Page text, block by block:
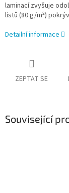
laminací zvyšuje
listů (80 g/m²)
Detailní informace
ZEPTAT SE
Související